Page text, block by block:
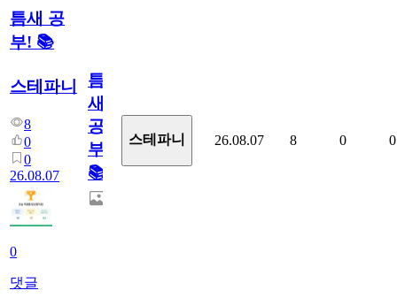
틈새 공
부! 📚
스테파니
8
0
0
26.08.07
0
댓글
틈
새
공
부!
📚
스테파니 26.08.07 8 0 0